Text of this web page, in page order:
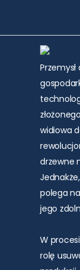
widiowa
drzewne
polega
jego
W
rolę